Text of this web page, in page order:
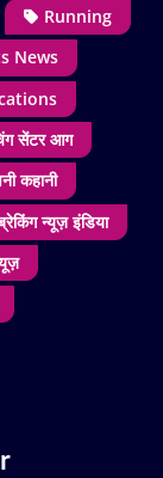
Running
News
सेंटर आग
कहानी
न्यूज़ इंडिया